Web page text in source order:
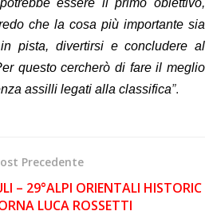
che la cosa più importante sia
pista, divertirsi e concludere al
questo cercherò di fare il meglio
assilli legati alla classifica”.
Precedente
– 29°ALPI ORIENTALI HISTORIC
LUCA ROSSETTI